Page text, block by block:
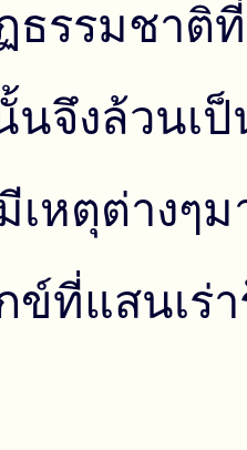
ธรรมชาติ
จึงล้วนเป็
หตุต่างๆ
ข์ที่แสนเร่